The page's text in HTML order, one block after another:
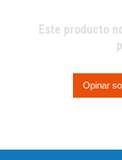
Este producto
Opinar